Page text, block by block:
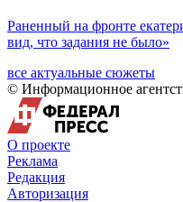
Раненный на фронте
вид, что задания не было»
все актуальные сюжеты
© Информационное
О проекте
Реклама
Редакция
Авторизация